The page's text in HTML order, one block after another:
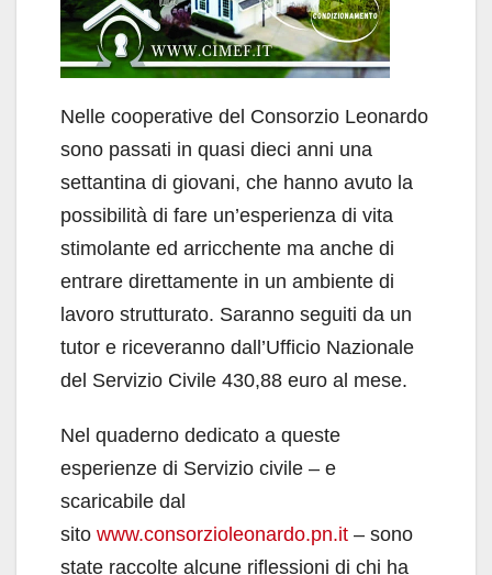
Nelle cooperative del Consorzio Leonardo
sono passati in quasi dieci anni una
settantina di giovani, che hanno avuto la
possibilità di fare un’esperienza di vita
stimolante ed arricchente ma anche di
entrare direttamente in un ambiente di
lavoro strutturato. Saranno seguiti da un
tutor e riceveranno dall’Ufficio Nazionale
del Servizio Civile 430,88 euro al mese.
Nel quaderno dedicato a queste
esperienze di Servizio civile – e
scaricabile dal
sito www.consorzioleonardo.pn.it – sono
state raccolte alcune riflessioni di chi ha